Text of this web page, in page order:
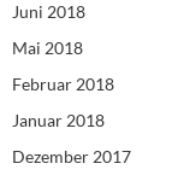
Juni 2018
Mai 2018
Februar 2018
Januar 2018
Dezember 2017